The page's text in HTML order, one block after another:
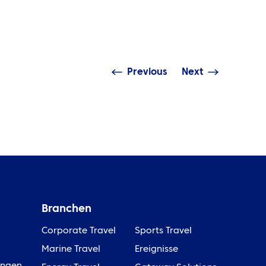
Previous Next
Branchen
Corporate Travel
Marine Travel
Sports Travel
Ereignisse